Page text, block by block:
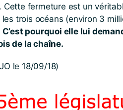
fermeture est un
trois océans (environ 3
C’est pourquoi elle lui
de la chaîne.
le 18/09/18)